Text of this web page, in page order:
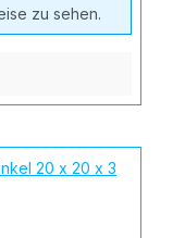
zu sehen.